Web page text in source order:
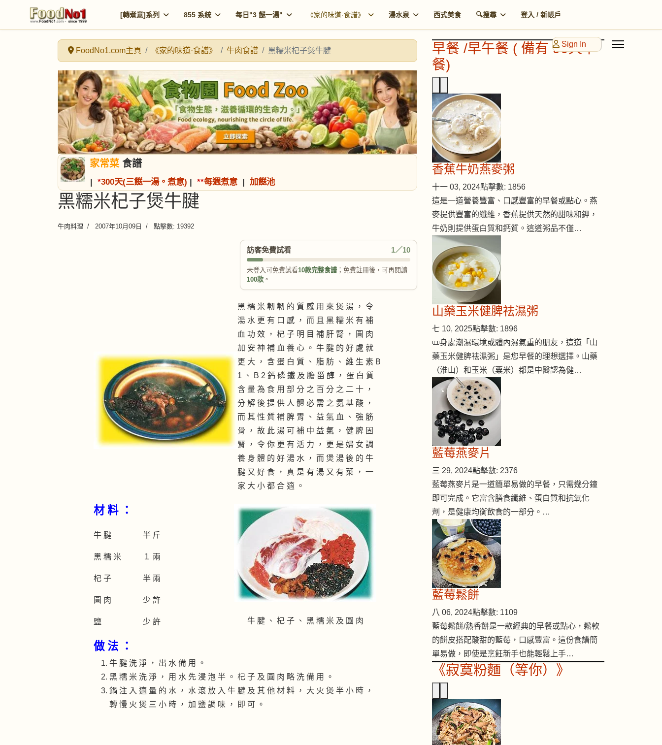
[轉煮意]系列 855 系統 每日"3 餸一湯" 《家的味道·食譜》 湯水泉 西式美食 🔍搜尋 登入 / 新帳戶
Sign In
FoodNo1.com主頁 《家的味道·食譜》 牛肉食譜 黑糯米杞子煲牛腱
家常菜 食譜
| *300天(三餸一湯。煮意) | **每週煮意 | 加餸池
黑糯米杞子煲牛腱
牛肉料理 2007年10月09日 點擊數: 19392
訪客免費試看 1／10
未登入可免費試看10款完整食譜 ；免費註冊後，可再閱讀
100款 。
黑 糯 米 韌 韌 的 質 感 用 來 煲 湯 ， 令
湯 水 更 有 口 感 ， 而 且 黑 糯 米 有 補
血 功 效 ， 杞 子 明 目 補 肝 腎 ， 圓 肉
加 安 神 補 血 養 心 。 牛 腱 的 好 處 就
更 大 ， 含 蛋 白 質 、 脂 肪 、 維 生 素 B
1 、 B 2 鈣 磷 鐵 及 膽 甾 醇 ， 蛋 白 質
含 量 為 食 用 部 分 之 百 分 之 二 十 ，
分 解 後 提 供 人 體 必 需 之 氨 基 酸 ，
而 其 性 質 補 脾 胃 、 益 氣 血 、 強 筋
骨 ， 故 此 湯 可 補 中 益 氣 ， 健 脾 固
腎 ， 令 你 更 有 活 力 ， 更 是 婦 女 調
養 身 體 的 好 湯 水 ， 而 煲 湯 後 的 牛
腱 又 好 食 ， 真 是 有 湯 又 有 菜 ， 一
家 大 小 都 合 適 。
材 料 ：
牛 腱 半 斤
黑 糯 米 １ 兩
杞 子 半 兩
圓 肉 少 許
鹽 少 許 牛 腱 、 杞 子 、 黑 糯 米 及 圓 肉
做 法 ：
牛 腱 洗 淨 ， 出 水 備 用 。
黑 糯 米 洗 淨 ， 用 水 先 浸 泡 半 。 杞 子 及 圓 肉 略 洗 備 用 。
鍋 注 入 適 量 的 水 ， 水 滾 放 入 牛 腱 及 其 他 材 料 ， 大 火 煲 半 小 時 ，
轉 慢 火 煲 三 小 時 ， 加 鹽 調 味 ， 即 可 。
早餐 /早午餐 ( 備有 90天早
餐)
香蕉牛奶燕麥粥
十一 03, 2024點擊數: 1856
這是一道營養豐富、口感豐富的早餐或點心。燕
麥提供豐富的纖維，香蕉提供天然的甜味和鉀，
牛奶則提供蛋白質和鈣質。這道粥品不僅…
山藥玉米健脾祛濕粥
七 10, 2025點擊數: 1896
📜身處潮濕環境或體內濕氣重的朋友，這道「山
藥玉米健脾祛濕粥」是您早餐的理想選擇。山藥
（淮山）和玉米（粟米）都是中醫認為健…
藍莓燕麥片
三 29, 2024點擊數: 2376
藍莓燕麥片是一道簡單易做的早餐，只需幾分鐘
即可完成。它富含膳食纖維、蛋白質和抗氧化
劑，是健康均衡飲食的一部分。…
藍莓鬆餅
八 06, 2024點擊數: 1109
藍莓鬆餅/熱香餅是一款經典的早餐或點心，鬆軟
的餅皮搭配酸甜的藍莓，口感豐富。這份食譜簡
單易做，即使是烹飪新手也能輕鬆上手…
《寂寞粉麵（等你）》